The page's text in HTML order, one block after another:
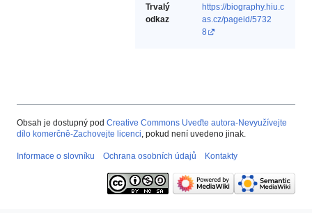
Trvalý
odkaz
https://biography.hiu.c
as.cz/pageid/5732
8
Obsah je dostupný pod Creative Commons Uveďte autora-Nevyužívejte
dílo komerčně-Zachovejte licenci, pokud není uvedeno jinak.
Informace o slovníku Ochrana osobních údajů Kontakty